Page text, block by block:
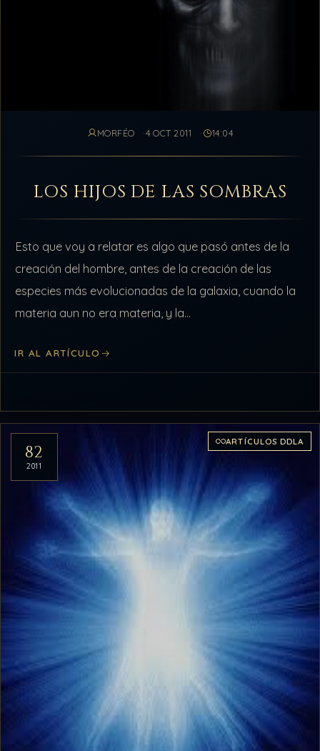
MORFÉO 4 OCT 2011 14:04
LOS HIJOS DE LAS SOMBRAS
Esto que voy a relatar es algo que pasó antes de la
creación del hombre, antes de la creación de las
especies más evolucionadas de la galaxia, cuando la
materia aun no era materia, y la…
IR AL ARTÍCULO
82
2011
ARTÍCULOS DDLA